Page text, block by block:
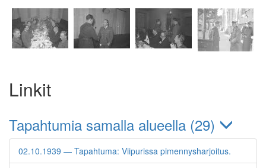
Linkit
Tapahtumia samalla alueella (29)
02.10.1939 — Tapahtuma: Viipurissa pimennysharjoitus.